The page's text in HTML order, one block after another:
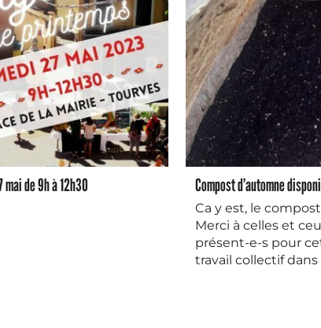
de 9h à 12h30 Compost d’automne
Ca y est, le
Merci à celles et
présent-e-s pour
travail collectif dans